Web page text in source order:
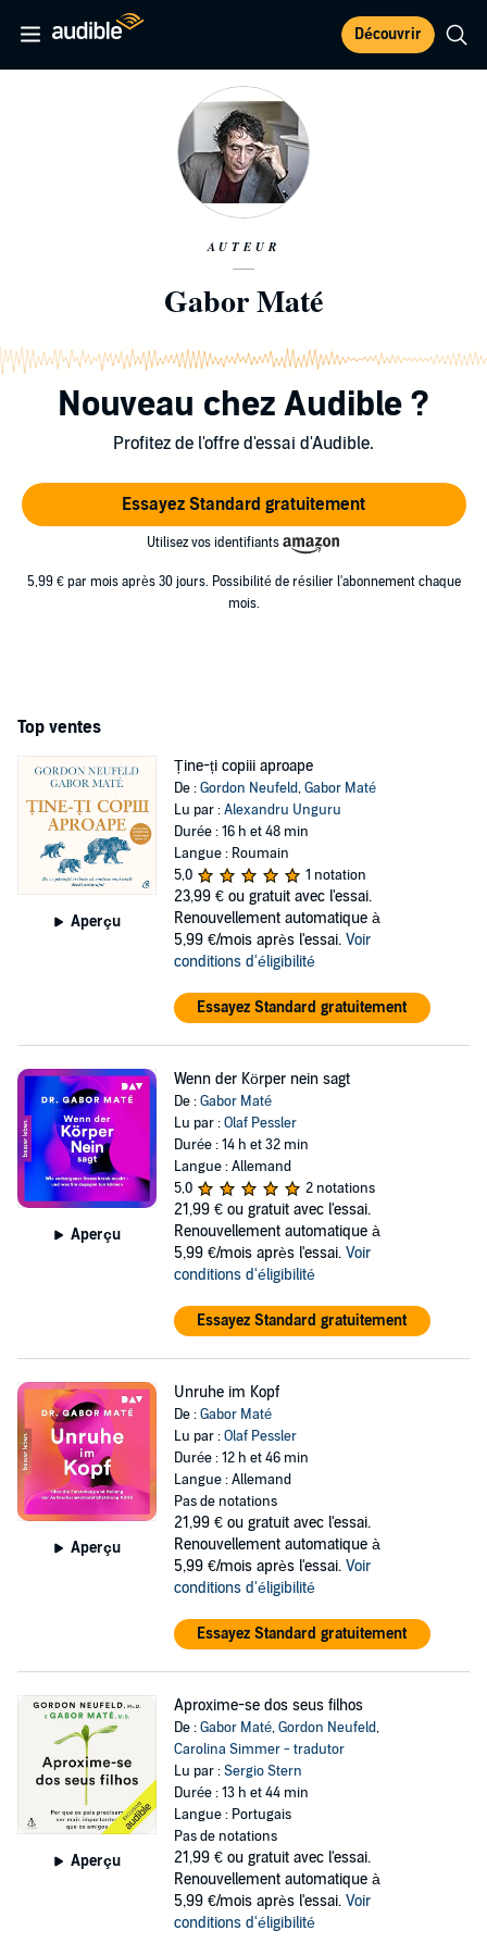
Découvrir
AUTEUR
Gabor Maté
Nouveau chez Audible ?
Profitez de l'offre d'essai d'Audible.
Essayez Standard gratuitement
Utilisez vos identifiants
5,99 € par mois après 30 jours. Possibilité de résilier l'abonnement chaque
mois.
Top ventes
Aperçu
Ține-ți copiii aproape
De :Gordon Neufeld,Gabor Maté
Lu par :Alexandru Unguru
Durée : 16 h et 48 min
Langue : Roumain
5,0
1 notation
23,99 € ou gratuit avec l'essai.
Renouvellement automatique à
5,99 €/mois après l'essai. Voir
conditions d'éligibilité
Essayez Standard gratuitement
Aperçu
Wenn der Körper nein sagt
De :Gabor Maté
Lu par :Olaf Pessler
Durée : 14 h et 32 min
Langue : Allemand
5,0
2 notations
21,99 € ou gratuit avec l'essai.
Renouvellement automatique à
5,99 €/mois après l'essai. Voir
conditions d'éligibilité
Essayez Standard gratuitement
Aperçu
Unruhe im Kopf
De :Gabor Maté
Lu par :Olaf Pessler
Durée : 12 h et 46 min
Langue : Allemand
Pas de notations
21,99 € ou gratuit avec l'essai.
Renouvellement automatique à
5,99 €/mois après l'essai. Voir
conditions d'éligibilité
Essayez Standard gratuitement
Aperçu
Aproxime-se dos seus filhos
De :Gabor Maté,Gordon Neufeld,
Carolina Simmer - tradutor
Lu par :Sergio Stern
Durée : 13 h et 44 min
Langue : Portugais
Pas de notations
21,99 € ou gratuit avec l'essai.
Renouvellement automatique à
5,99 €/mois après l'essai. Voir
conditions d'éligibilité